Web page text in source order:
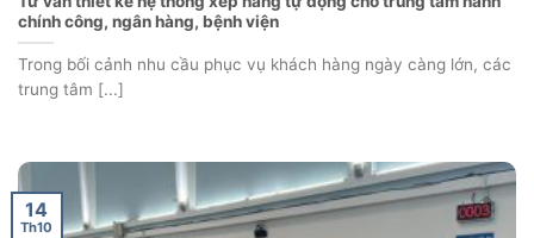
chính công, ngân hàng, bệnh viện
Trong bối cảnh nhu cầu phục vụ khách hàng ngày càng lớn, các
trung tâm [...]
14
Th10